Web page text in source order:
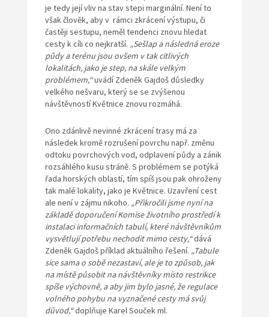
je tedy její vliv na stav stepi marginální. Není to
však člověk, aby v rámci zkrácení výstupu, či
častěji sestupu, neměl tendenci znovu hledat
cesty k cíli co nejkratší. „Sešlap a následná eroze
půdy a terénu jsou ovšem v tak citlivých
lokalitách, jako je step, na skále velkým
problémem,“uvádí Zdeněk Gajdoš důsledky
velkého nešvaru, který se se zvýšenou
návštěvností Květnice znovu rozmáhá.
Ono zdánlivě nevinné zkrácení trasy má za
následek kromě rozrušení povrchu např. změnu
odtoku povrchových vod, odplavení půdy a zánik
rozsáhlého kusu stráně. S problémem se potýká
řada horských oblastí, tím spíš jsou pak ohroženy
tak malé lokality, jako je Květnice. Uzavření cest
ale není v zájmu nikoho. „Přikročili jsme nyní na
základě doporučení Komise životního prostředí k
instalaci informačních tabulí, které návštěvníkům
vysvětlují potřebu nechodit mimo cesty,“dává
Zdeněk Gajdoš příklad aktuálního řešení. „Tabule
sice sama o sobě nezastaví, ale je to způsob, jak
na místě působit na návštěvníky místo restrikce
spíše výchovně, a aby jim bylo jasné, že regulace
volného pohybu na vyznačené cesty má svůj
důvod,“doplňuje Karel Souček ml.